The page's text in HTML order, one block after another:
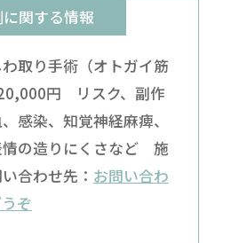
関する情報
取り手術（オトガイ筋
円 リスク、副作
感染、知覚神経麻痺、
情の造りにくさなど 施
合わせ先： お問い合わ
ぞ